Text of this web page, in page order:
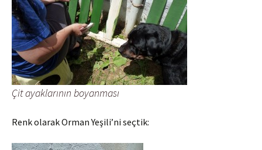
Çit ayaklarının boyanması
Renk olarak Orman Yeşili’ni seçtik: